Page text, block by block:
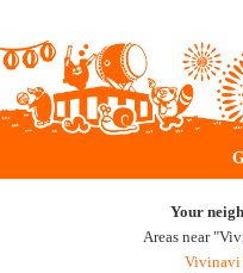
Your
Areas near